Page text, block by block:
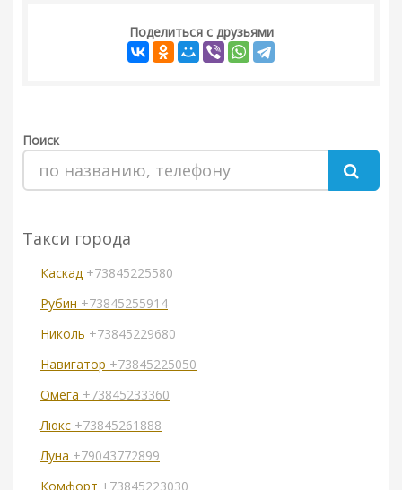
Поделиться с друзьями
Поиск
Такси города
Каскад +73845225580
Рубин +73845255914
Николь +73845229680
Навигатор +73845225050
Омега +73845233360
Люкс +73845261888
Луна +79043772899
Комфорт +73845223030